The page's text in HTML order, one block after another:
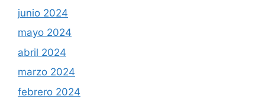
junio 2024
mayo 2024
abril 2024
marzo 2024
febrero 2024